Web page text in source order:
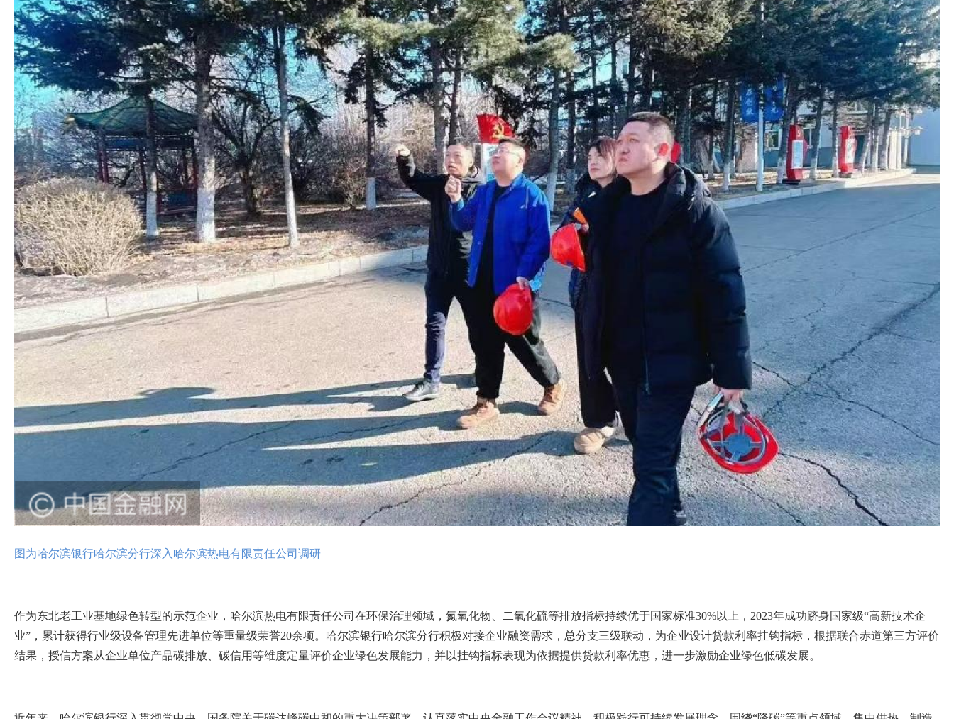
图为哈尔滨银行哈尔滨分行深入哈尔滨热电有限责任公司调研
作为东北老工业基地绿色转型的示范企业，哈尔滨热电有限责任公司在环保治理领域，氮氧化物、二氧化硫等排放指标持续优于国家标准30%以上，2023年成功跻身国家级“高新技术企
业”，累计获得行业级设备管理先进单位等重量级荣誉20余项。哈尔滨银行哈尔滨分行积极对接企业融资需求，总分支三级联动，为企业设计贷款利率挂钩指标，根据联合赤道第三方评价
结果，授信方案从企业单位产品碳排放、碳信用等维度定量评价企业绿色发展能力，并以挂钩指标表现为依据提供贷款利率优惠，进一步激励企业绿色低碳发展。